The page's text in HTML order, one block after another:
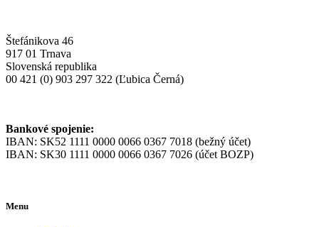
Štefánikova 46
917 01 Trnava
Slovenská republika
00 421 (0) 903 297 322 (Ľubica Černá)
Bankové spojenie:
IBAN: SK52 1111 0000 0066 0367 7018 (bežný účet)
IBAN: SK30 1111 0000 0066 0367 7026 (účet BOZP)
Menu